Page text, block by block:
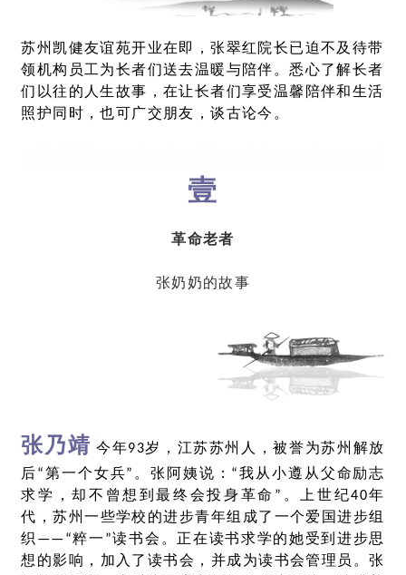
苏州凯健友谊苑开业在即，张翠红院长已迫不及待带
领机构员工为长者们送去温暖与陪伴。悉心了解长者
们以往的人生故事，在让长者们享受温馨陪伴和生活
照护同时，也可广交朋友，谈古论今。
壹
革命老者
张奶奶的故事
张乃靖 今年93岁，江苏苏州人，被誉为苏州解放
后“第一个女兵”。张阿姨说：“我从小遵从父命励志
求学，却不曾想到最终会投身革命”。上世纪40年
代，苏州一些学校的进步青年组成了一个爱国进步组
织——“粹一”读书会。正在读书求学的她受到进步思
想的影响，加入了读书会，并成为读书会管理员。张